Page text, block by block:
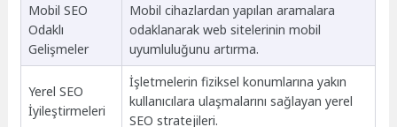
Mobil SEO
Odaklı
Gelişmeler
Mobil cihazlardan yapılan aramalara
odaklanarak web sitelerinin mobil
uyumluluğunu artırma.
Yerel SEO
İyileştirmeleri
İşletmelerin fiziksel konumlarına yakın
kullanıcılara ulaşmalarını sağlayan yerel
SEO stratejileri.